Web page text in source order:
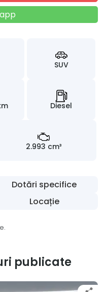
SUV
Diesel
2.993 cm³
Dotări specifice
Locație
publicate